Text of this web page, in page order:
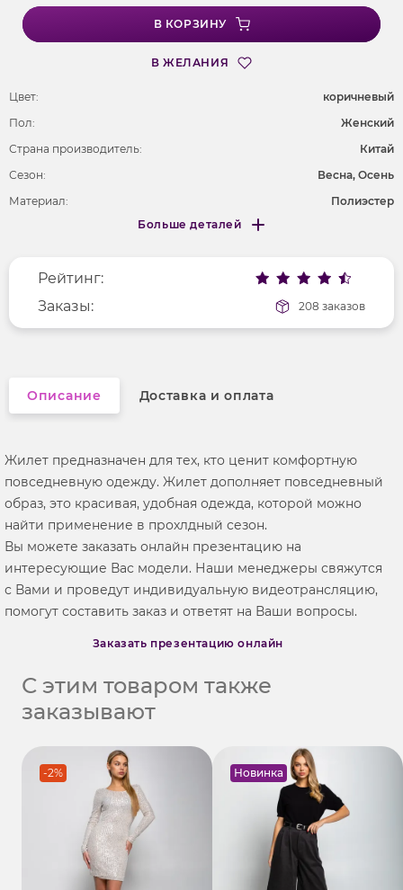
В КОРЗИНУ
В ЖЕЛАНИЯ
Цвет:
коричневый
Пол:
Женский
Страна производитель:
Китай
Сезон:
Весна, Осень
Материал:
Полиэстер
Вырез горловины
воротник-стойка
Рисунок
без рисунка
Фактура материала
стеганый
Больше деталей
Меньше деталей
Рейтинг:
Заказы:
208 заказов
Описание Доставка и оплата
Жилет предназначен для тех, кто ценит комфортную
повседневную одежду. Жилет дополняет повседневный
образ, это красивая, удобная одежда, которой можно
найти применение в прохлдный сезон.
Вы можете заказать онлайн презентацию на
интересующие Вас модели. Наши менеджеры свяжутся
с Вами и проведут индивидуальную видеотрансляцию,
помогут составить заказ и ответят на Ваши вопросы.
Заказать презентацию онлайн
С этим товаром также
заказывают
-2% Новинка